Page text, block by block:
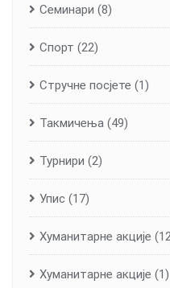
Семинари (8)
Спорт (22)
Стручне посјете (1)
Такмичења (49)
Турнири (2)
Упис (17)
Хуманитарне aкције
Хуманитарне акције (1)